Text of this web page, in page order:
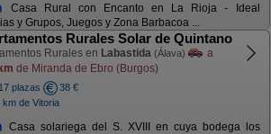
Casa Rural con Encanto en La Rioja - Ideal
y Grupos, Juegos y Zona Barbacoa ...
Rurales Solar de Quintano
Rurales en Labastida (Álava)
a
de Miranda de Ebro (Burgos)
plazas
38 €
km de Vitoria
Casa solariega del S. XVIII en cuya bodega los